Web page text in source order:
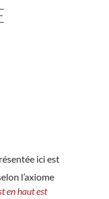
ici est
l’axiome
en haut est